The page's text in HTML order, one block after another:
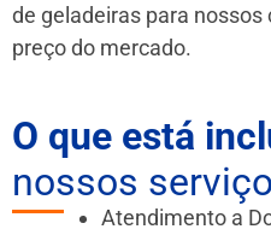
de geladeiras para
preço do mercado.
O que está
nossos
Atendimento a